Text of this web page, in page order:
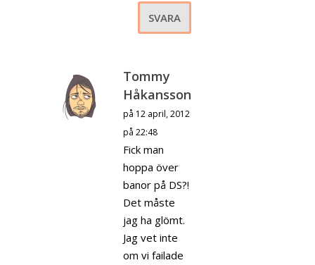
SVARA
Tommy
Håkansson
på 12 april, 2012
på 22:48
Fick man
hoppa över
banor på DS?!
Det måste
jag ha glömt.
Jag vet inte
om vi failade